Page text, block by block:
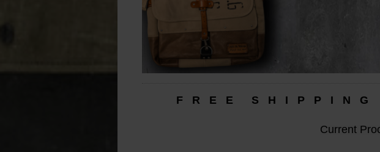
F R E E S H I P P I N G
Current